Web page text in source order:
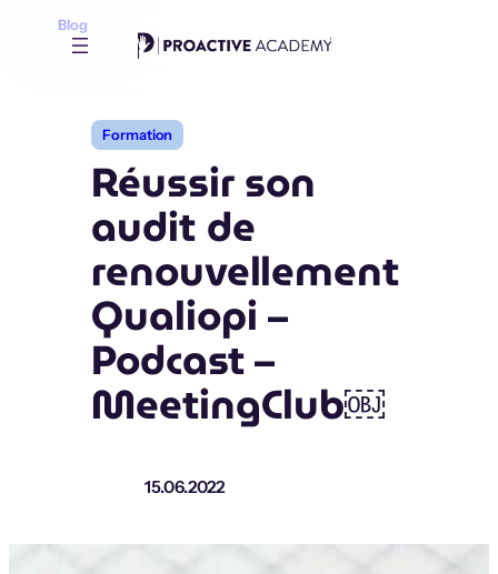
Blog
Formation
Réussir son
audit de
renouvellement
Qualiopi –
Podcast –
MeetingClub￼
15.06.2022